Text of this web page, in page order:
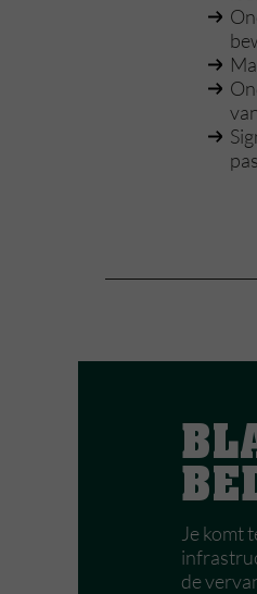
Je komt
de